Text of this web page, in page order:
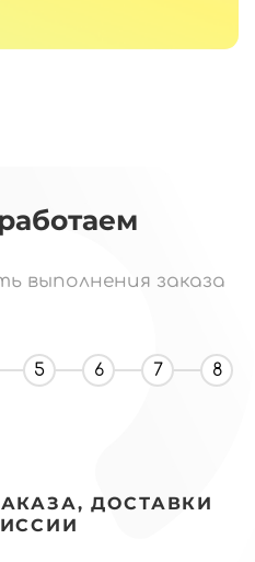
выполнения заказа
5 6 7 8
ДОСТАВКИ